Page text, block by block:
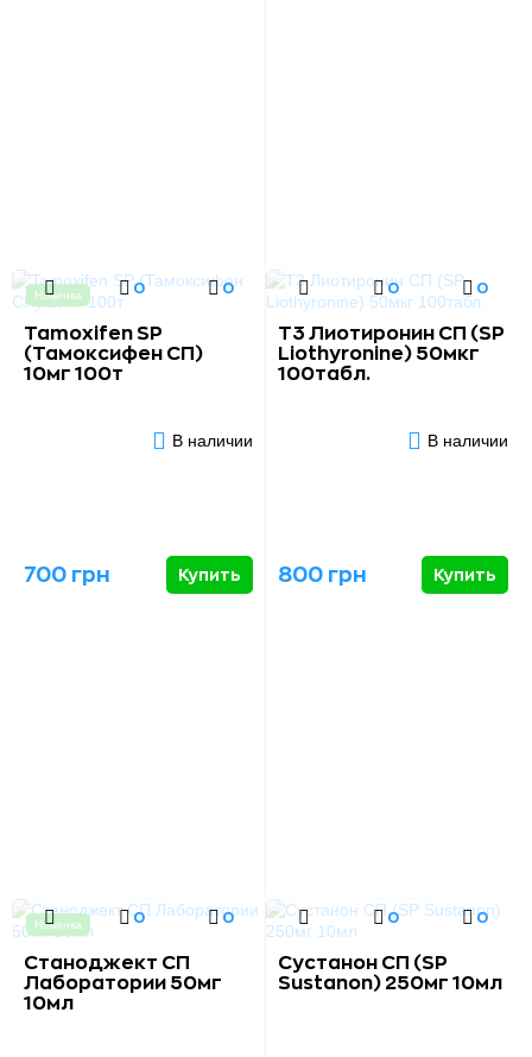
Новинка 0 0
Tamoxifen SP
(Тамоксифен СП)
10мг 100т
В наличии
700 грн Купить
0 0
Т3 Лиотиронин СП (SP
Liothyronine) 50мкг
100табл.
В наличии
800 грн Купить
Новинка 0 0
Станоджект СП
Лаборатории 50мг
10мл
0 0
Сустанон СП (SP
Sustanon) 250мг 10мл